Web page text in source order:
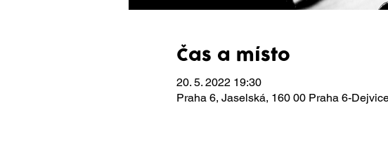
Čas a místo
20. 5. 2022 19:30
Praha 6, Jaselská, 160 00 Praha 6-